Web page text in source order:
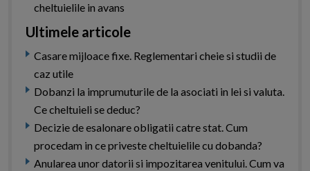
cheltuielile in avans
Ultimele articole
Casare mijloace fixe. Reglementari cheie si studii de
caz utile
Dobanzi la imprumuturile de la asociati in lei si valuta.
Ce cheltuieli se deduc?
Decizie de esalonare obligatii catre stat. Cum
procedam in ce priveste cheltuielile cu dobanda?
Anularea unor datorii si impozitarea venitului. Cum va